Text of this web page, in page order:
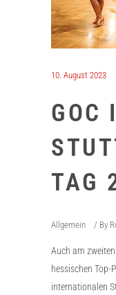
10. August 2023
GOC
TAG
Allgemein By
Auch am
hessischen Top-
internationalen